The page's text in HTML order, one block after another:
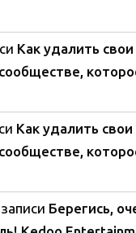
Как удалить свои
Как удалить свои
Берегись,